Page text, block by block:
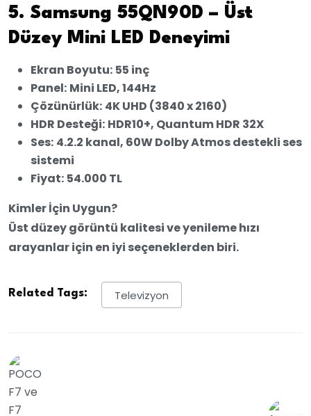
5. Samsung 55QN90D – Üst
Düzey Mini LED Deneyimi
Ekran Boyutu: 55 inç
Panel: Mini LED, 144Hz
Çözünürlük: 4K UHD (3840 x 2160)
HDR Desteği: HDR10+, Quantum HDR 32X
Ses: 4.2.2 kanal, 60W Dolby Atmos destekli ses
sistemi
Fiyat: 54.000 TL
Kimler İçin Uygun?
Üst düzey görüntü kalitesi ve yenileme hızı
arayanlar için en iyi seçeneklerden biri.
Related Tags: Televizyon